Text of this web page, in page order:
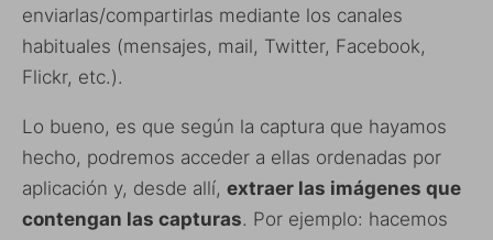
enviarlas/compartirlas mediante los canales
habituales (mensajes, mail, Twitter, Facebook,
Flickr, etc.).
Lo bueno, es que según la captura que hayamos
hecho, podremos acceder a ellas ordenadas por
aplicación y, desde allí, extraer las imágenes que
contengan las capturas. Por ejemplo: hacemos